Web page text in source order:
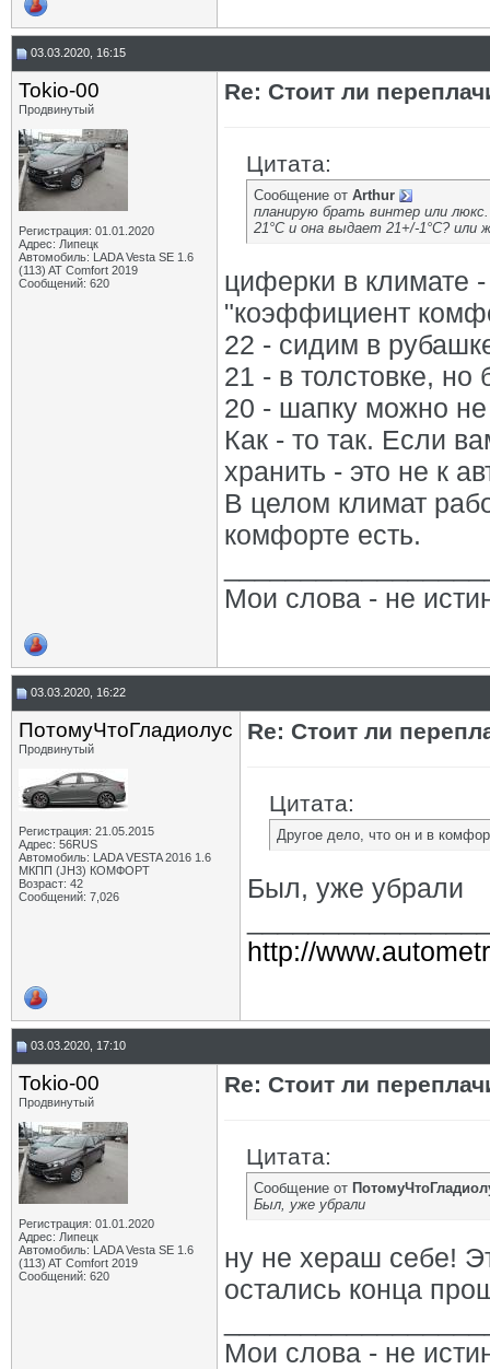
03.03.2020, 16:15
Tokio-00
Продвинутый
Регистрация: 01.01.2020
Адрес: Липецк
Автомобиль: LADA Vesta SE 1.6
(113) AT Comfort 2019
Сообщений: 620
Re: Стоит ли
Цитата:
Сообщение от Arthur
планирую брать винтер или
21°С и она выдает 21+/-1°С? или
циферки в климате
"коэффициент
22 - сидим в
21 - в толстовке, но
20 - шапку можно
Как - то так. Если
хранить - это не к
В целом климат
комфорте есть.
Мои слова - не
03.03.2020, 16:22
ПотомуЧтоГладиолус
Продвинутый
Регистрация: 21.05.2015
Адрес: 56RUS
Автомобиль: LADA VESTA 2016 1.6
МКПП (JH3) КОМФОРТ
Возраст: 42
Сообщений: 7,026
Re: Стоит ли
Цитата:
Другое дело, что он и в
Был, уже убрали
http://
03.03.2020, 17:10
Tokio-00
Продвинутый
Регистрация: 01.01.2020
Адрес: Липецк
Автомобиль: LADA Vesta SE 1.6
(113) AT Comfort 2019
Сообщений: 620
Re: Стоит ли
Цитата:
Сообщение от
Был, уже убрали
ну не хераш себе!
остались конца
Мои слова - не